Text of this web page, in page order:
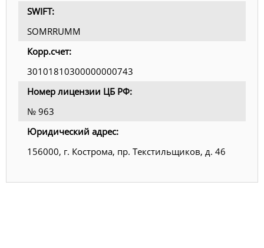
SWIFT:
SOMRRUMM
Корр.счет:
30101810300000000743
Номер лицензии ЦБ РФ:
№ 963
Юридический адрес:
156000, г. Кострома, пр. Текстильщиков, д. 46